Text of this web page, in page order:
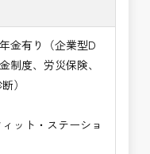
金有り（企業型D
制度、労災保険、
）
ット・ステーショ